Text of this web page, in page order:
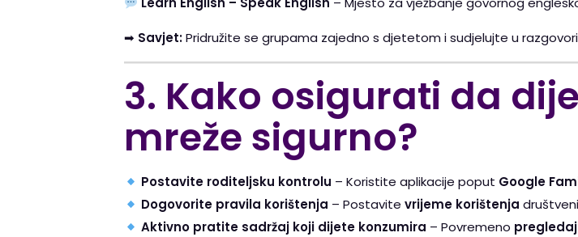
➡ Savjet:Pridružite se grupama zajedno s djetetom i sudjelujte u
3. Kako osigurati da
mreže sigurno?
Postavite roditeljsku kontrolu – Koristite aplikacije poput Google
Dogovorite pravila korištenja – Postavite vrijeme korištenja
Aktivno pratite sadržaj koji dijete konzumira – Povremeno